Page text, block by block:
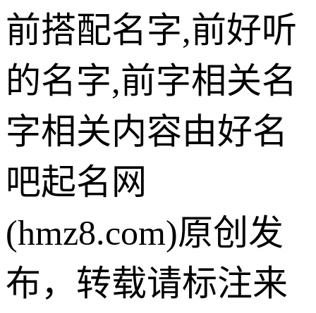
前搭配名字,前好听
的名字,前字相关名
字相关内容由好名
吧起名网
(hmz8.com)原创发
布，转载请标注来